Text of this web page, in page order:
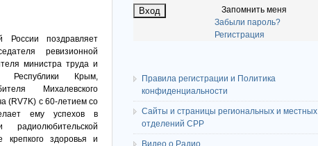
России поздравляет
ревизионной
министра труда и
Республики Крым,
Михалевского
(RV7K) с 60-летием со
ему успехов в
радиолюбительской
крепкого здоровья и
Запомнить меня
Забыли пароль?
Регистрация
Правила регистрации и Политика
конфиденциальности
Сайты и страницы региональных и местных
отделений СРР
Видео о Радио